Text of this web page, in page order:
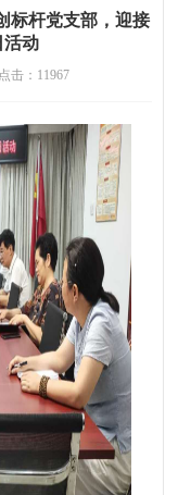
标杆党支部，迎接
活动
点击：11967